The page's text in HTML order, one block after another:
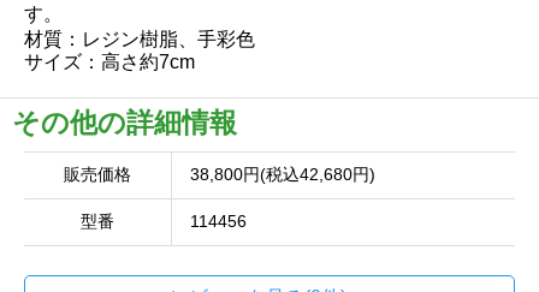
す。
材質：レジン樹脂、手彩色
サイズ：高さ約7cm
その他の詳細情報
販売価格 38,800円(税込42,680円)
型番 114456